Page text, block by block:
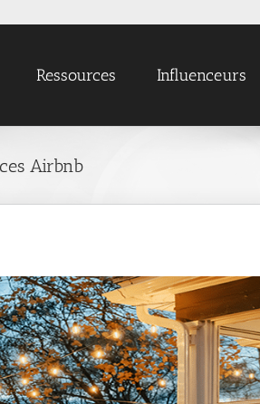
Ressources Influenceurs
Airbnb